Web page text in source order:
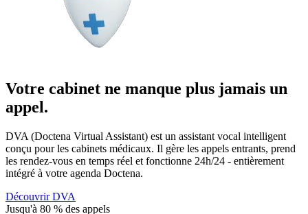
Votre cabinet ne manque plus jamais un
appel.
DVA (Doctena Virtual Assistant) est un assistant vocal intelligent
conçu pour les cabinets médicaux. Il gère les appels entrants, prend
les rendez-vous en temps réel et fonctionne 24h/24 - entièrement
intégré à votre agenda Doctena.
Découvrir DVA
Jusqu'à 80 % des appels